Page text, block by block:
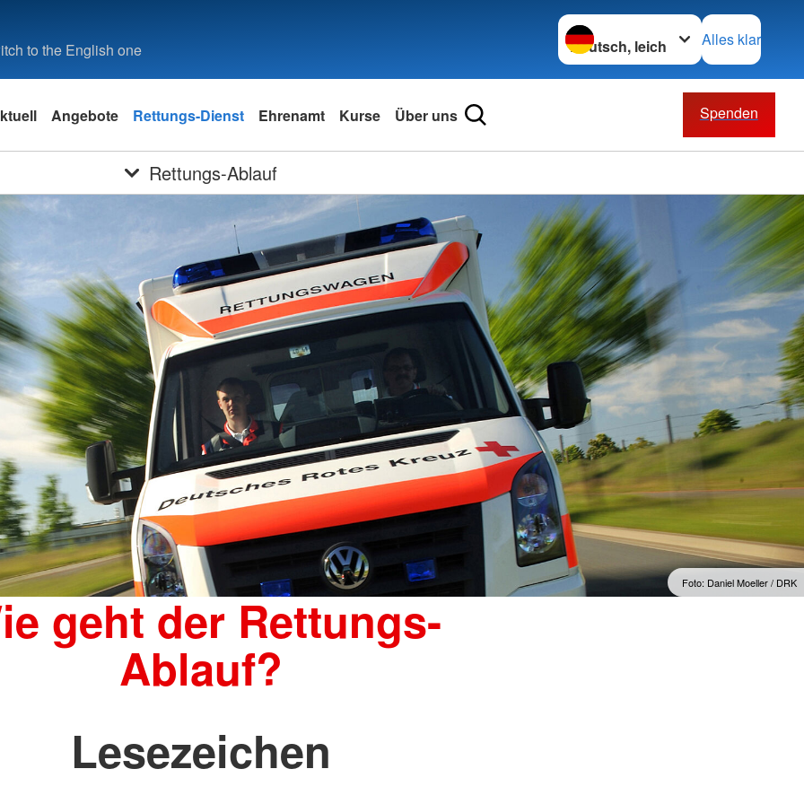
to the English one
Sprache wechseln zu
Alles klar
Angebote Rettungs-Dienst Ehrenamt Kurse Über uns Spenden
Rettungs-Ablauf
Foto: Daniel Moeller / DRK
geht der Rettungs-
Ablauf?
Lesezeichen